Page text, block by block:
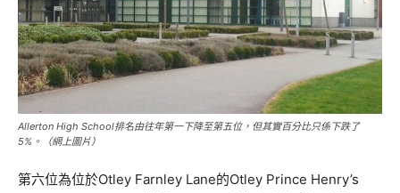
Allerton High School排名由往年第一下降至第五位，但其實百分比只係下跌了
5%。（網上圖片）
第六位為位於Otley Farnley Lane的Otley Prince Henry’s